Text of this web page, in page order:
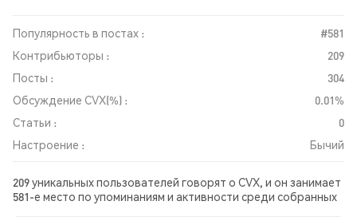
Популярность в постах :
#581
Контрибьюторы :
209
Посты :
304
Обсуждение CVX(%) :
0.01%
Статьи :
0
Настроение :
Бычий
209 уникальных пользователей говорят о CVX, и он занимает
581-е место по упоминаниям и активности среди собранных